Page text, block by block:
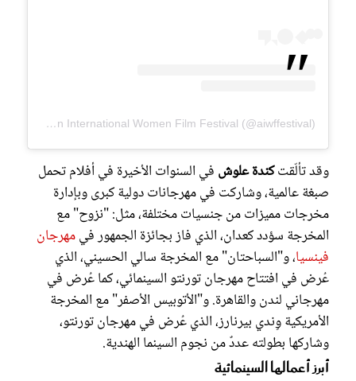
A post shared by Aswan International Women Film Festival (@aiwffestival)
وقد تألّقتكندة علوش في السنوات الأخيرة في أفلام تحمل
صبغة عالمية، وشاركت في مهرجانات دولية كبرى وبإدارة
مخرجات مميزات من جنسيات مختلفة، مثل: "نزوح" مع
المخرجة سؤدد كعدان، الذي فاز بجائزة الجمهور فيمهرجان
فينسيا، و"السباحتان" مع المخرجة سالي الحسيني، الذي
عُرض في افتتاح مهرجان تورنتو السينمائي، كما عُرض في
مهرجاني لندن والقاهرة. و"الأتوبيس الأصفر" مع المخرجة
الأمريكية وِندي بيرنارز، الذي عُرض في مهرجان تورنتو،
وشاركها بطولته عددٌ من نجوم السينما الهندية.
أبرز أعمالها السينمائية